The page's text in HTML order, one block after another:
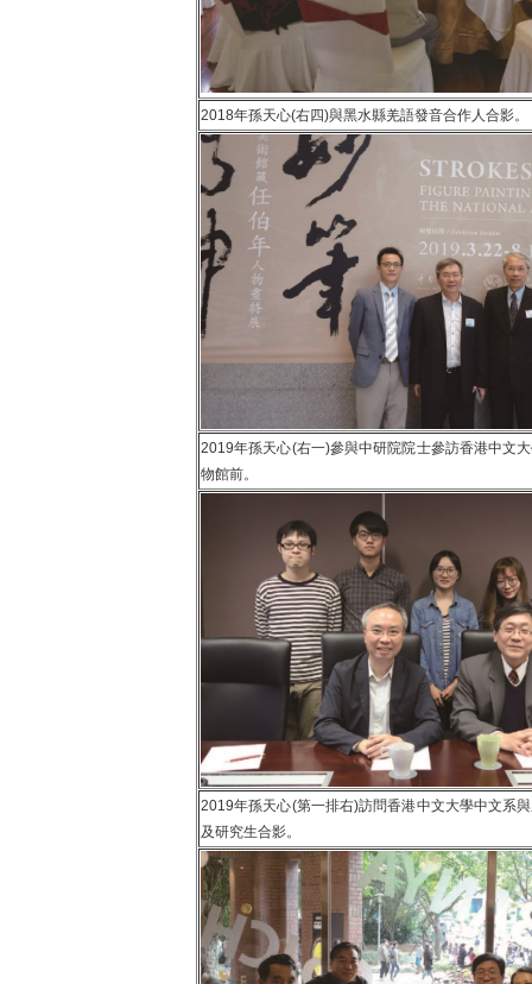
2018年孫天心(右四)與黑水縣羌語發音合作人合影。
2019年孫天心(右一)參與中研院院士參訪香港中文
物館前。
2019年孫天心(第一排右)訪問香港中文大學中文系
及研究生合影。